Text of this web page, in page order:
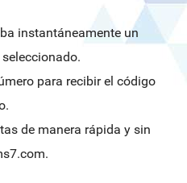
instantáneamente un
para recibir el código
de manera rápida y sin